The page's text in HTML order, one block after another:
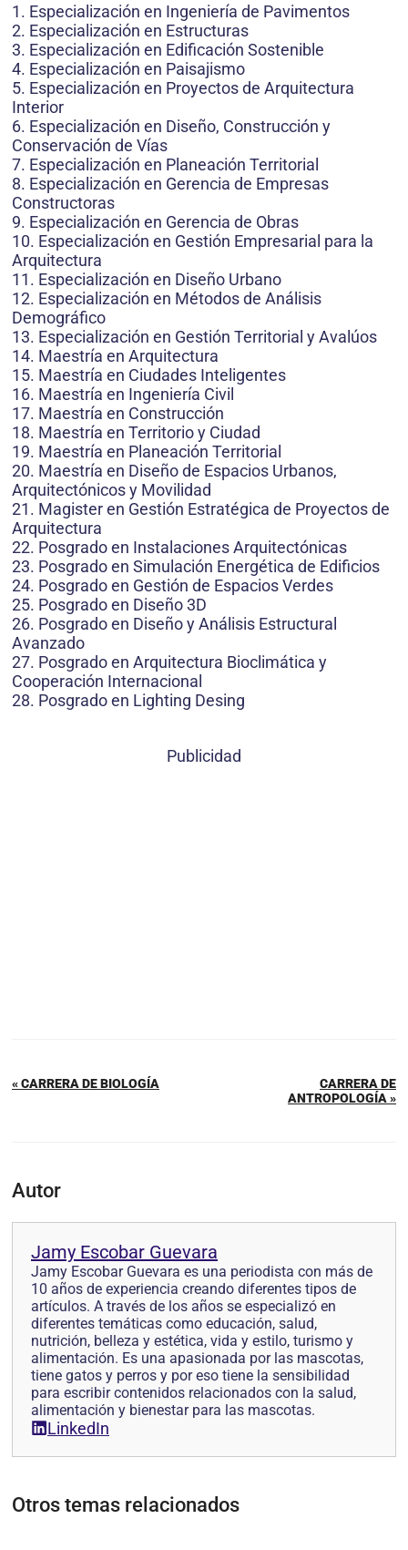
1. Especialización en Ingeniería de Pavimentos
2. Especialización en Estructuras
3. Especialización en Edificación Sostenible
4. Especialización en Paisajismo
5. Especialización en Proyectos de Arquitectura
Interior
6. Especialización en Diseño, Construcción y
Conservación de Vías
7. Especialización en Planeación Territorial
8. Especialización en Gerencia de Empresas
Constructoras
9. Especialización en Gerencia de Obras
10. Especialización en Gestión Empresarial para la
Arquitectura
11. Especialización en Diseño Urbano
12. Especialización en Métodos de Análisis
Demográfico
13. Especialización en Gestión Territorial y Avalúos
14. Maestría en Arquitectura
15. Maestría en Ciudades Inteligentes
16. Maestría en Ingeniería Civil
17. Maestría en Construcción
18. Maestría en Territorio y Ciudad
19. Maestría en Planeación Territorial
20. Maestría en Diseño de Espacios Urbanos,
Arquitectónicos y Movilidad
21. Magister en Gestión Estratégica de Proyectos de
Arquitectura
22. Posgrado en Instalaciones Arquitectónicas
23. Posgrado en Simulación Energética de Edificios
24. Posgrado en Gestión de Espacios Verdes
25. Posgrado en Diseño 3D
26. Posgrado en Diseño y Análisis Estructural
Avanzado
27. Posgrado en Arquitectura Bioclimática y
Cooperación Internacional
28. Posgrado en Lighting Desing
Publicidad
« CARRERA DE BIOLOGÍA
CARRERA DE
ANTROPOLOGÍA »
Autor
Jamy Escobar Guevara
Jamy Escobar Guevara es una periodista con más de
10 años de experiencia creando diferentes tipos de
artículos. A través de los años se especializó en
diferentes temáticas como educación, salud,
nutrición, belleza y estética, vida y estilo, turismo y
alimentación. Es una apasionada por las mascotas,
tiene gatos y perros y por eso tiene la sensibilidad
para escribir contenidos relacionados con la salud,
alimentación y bienestar para las mascotas.
LinkedIn
Otros temas relacionados